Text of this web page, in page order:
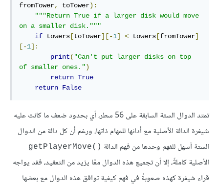
fromTower, toTower):
"""Return True if a larger disk would move
on a smaller disk."""
if towers [toTower][-1] < towers [fromTower]
[-1]:
print( "Can't put larger disks on top
of smaller ones.")
return True
return False
تمتد الدوال الستة السابقة على 56 سطر، أي بحدود ضعف ما كانت عليه
شيفرة الدالة الأصلية مع أدائها للمهام ذاتها، ورغم أن كل دالة من الدوال
الستة أسهل للفهم وحدها من فهم الدالة ()getPlayerMove
الأصلية كاملةً، إلا أن تجميع هذه الدوال معًا يزيد من التعقيد، فقد يواجه
قراء شيفرة كهذه صعوبةً في فهم كيفية توافق هذه الدوال مع بعضها